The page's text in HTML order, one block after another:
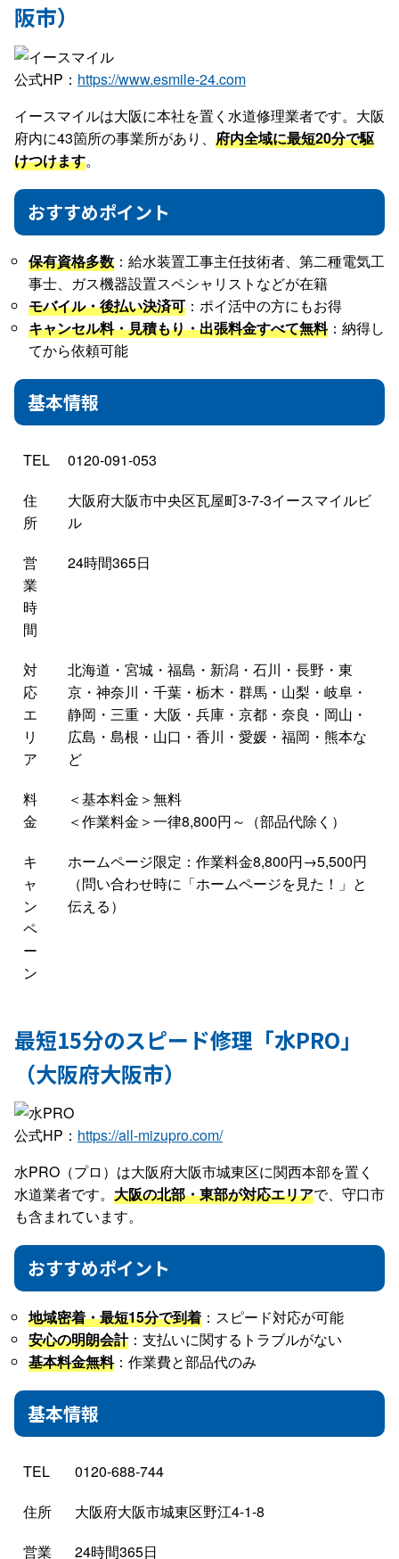
阪市）
公式HP： https://www.esmile-24.com
イースマイルは大阪に本社を置く水道修理業者です。大阪
府内に43箇所の事業所があり、 府内全域に最短20分で駆
けつけます。
おすすめポイント
保有資格多数 ：給水装置工事主任技術者、第二種電気工
事士、ガス機器設置スペシャリストなどが在籍
モバイル・後払い決済可 ：ポイ活中の方にもお得
キャンセル料・見積もり・出張料金すべて無料：納得し
てから依頼可能
基本情報
TEL
0120-091-053
住
所
大阪府大阪市中央区瓦屋町3-7-3イースマイルビ
ル
営
業
時
間
24時間365日
対
応
エ
リ
ア
北海道・宮城・福島・新潟・石川・長野・東
京・神奈川・千葉・栃木・群馬・山梨・岐阜・
静岡・三重・大阪・兵庫・京都・奈良・岡山・
広島・島根・山口・香川・愛媛・福岡・熊本な
ど
料
金
＜基本料金＞無料
＜作業料金＞一律8,800円～（部品代除く）
キ
ャ
ン
ペ
ー
ン
ホームページ限定：作業料金8,800円→5,500円
（問い合わせ時に「ホームページを見た！」と
伝える）
最短15分のスピード修理「水PRO」
（大阪府大阪市）
公式HP： https://all-mizupro.com/
水PRO（プロ）は大阪府大阪市城東区に関西本部を置く
水道業者です。 大阪の北部・東部が対応エリアで、守口市
も含まれています。
おすすめポイント
地域密着・最短15分で到着 ：スピード対応が可能
安心の明朗会計：支払いに関するトラブルがない
基本料金無料：作業費と部品代のみ
基本情報
TEL
0120-688-744
住所
大阪府大阪市城東区野江4-1-8
営業
24時間365日